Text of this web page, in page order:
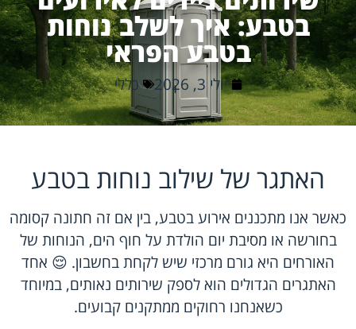
בטבע: איך לשלב נוחות
בטבע הפראי
יולי 3, 2026 כללי
האתגר של שילוב נוחות בטבע
כאשר אנו מתכננים אירוע בטבע, בין אם זה חתונה קסומה
בחורשה או מסיבת יום הולדת על חוף הים, הנוחות של
האורחים היא גורם מרכזי שיש לקחת בחשבון. 😌 אחד
האתגרים הגדולים הוא לספק שירותים נאותים, במיוחד
כשאנחנו רחוקים ממתקנים קבועים.